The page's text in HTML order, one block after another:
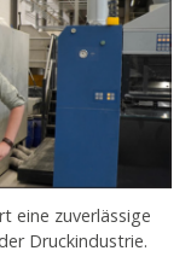
eine zuverlässige
Druckindustrie.